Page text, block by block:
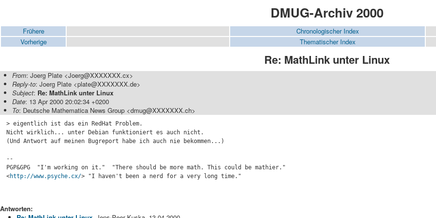
DMUG-Archiv 2000
Frühere Chronologischer Index
Vorherige
Thematischer Index
Re: MathLink unter Linux
From: Joerg Plate <Joerg@XXXXXXX.cx>
Reply-to: Joerg Plate <plate@XXXXXXX.de>
Subject: Re: MathLink unter Linux
Date: 13 Apr 2000 20:02:34 +0200
To: Deutsche Mathematica News Group <dmug@XXXXXXX.ch>
> eigentlich ist das ein RedHat Problem.
Nicht wirklich... unter Debian funktioniert es auch nicht.
(Und Antwort auf meinen Bugreport habe ich auch nie bekommen...)
--
PGP&GPG  "I'm working on it."  "There should be more math. This could be mathier."
<http://www.psyche.cx/> "I haven't been a nerd for a very long time."
Antworten: